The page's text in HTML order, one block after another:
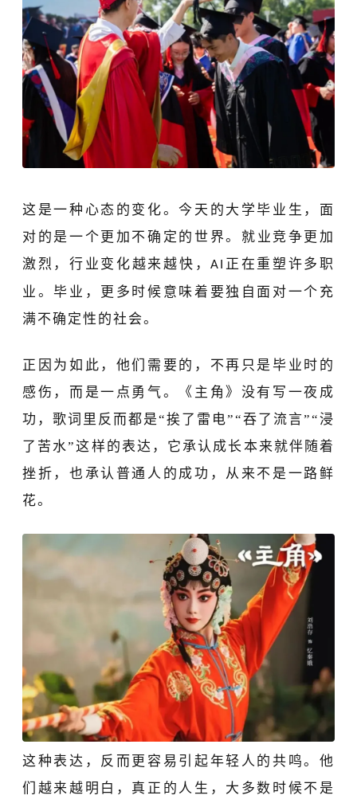
这是一种心态的变化。今天的大学毕业生，面
对的是一个更加不确定 的 世界。就业竞争更加
激烈，行业变化越来越快，AI 正在重塑许多职
业。毕业 ， 更多时候意味着要独自面对一个充
满不确定性的社会。
正因为如此，他们需要的，不再只是毕业时的
感伤，而是一点勇气。《主角》没有写一夜成
功 ， 歌词里反而都是“挨了雷电”“吞了流言”“浸
了苦水”这样的表达，它承认成长本来就伴随着
挫折，也承认普通人的成功，从来不是一路鲜
花。
这种表达，反而更容易引起年轻人的共鸣。他
们越来越明白，真正的人生，大多数时候不是